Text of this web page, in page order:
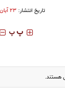
تاریخ انتشار: ۲۳ آبان ۱۴۰۲ - ۲۲:۳۸
‍‍‍ پ پ
هستند.